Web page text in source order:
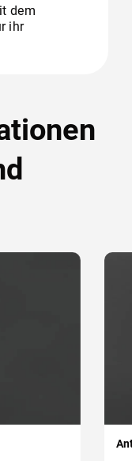
dem
ihr